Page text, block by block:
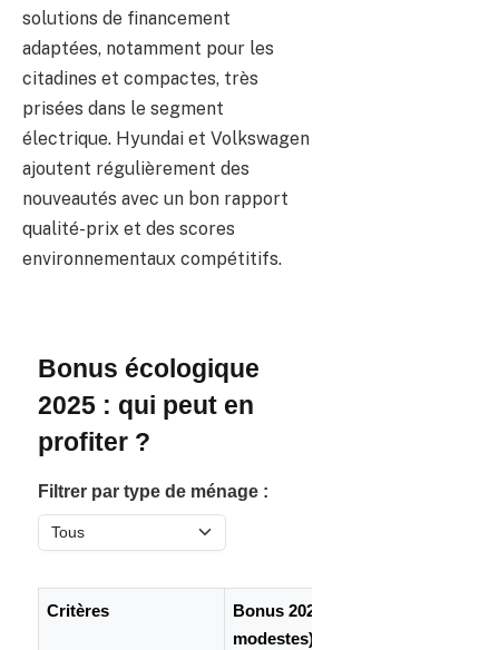
solutions de financement
adaptées, notamment pour les
citadines et compactes, très
prisées dans le segment
électrique. Hyundai et Volkswagen
ajoutent régulièrement des
nouveautés avec un bon rapport
qualité-prix et des scores
environnementaux compétitifs.
Bonus écologique
2025 : qui peut en
profiter ?
Filtrer par type de ménage :
Critères
Bonus 2025 (Ménages
modestes)